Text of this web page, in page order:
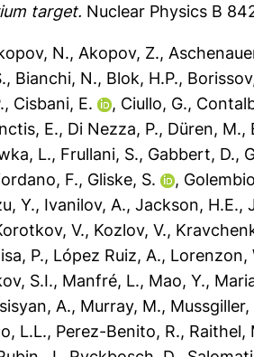
target. Nuclear Physics B
N., Akopov, Z.,
, Bianchi, N., Blok, H.P.,
, Cisbani, E. , Ciullo, G.,
E., Di Nezza, P., Düren, M.,
L., Frullani, S., Gabbert, D.,
F., Gliske, S. ,
Y., Ivanilov, A., Jackson, H.E.,
V., Kozlov, V.,
P., López Ruiz, A., Lorenzon,
S.I., Manfré, L., Mao, Y.,
A., Murray, M., Mussgiller,
L.L., Perez-Benito, R., Raithel,